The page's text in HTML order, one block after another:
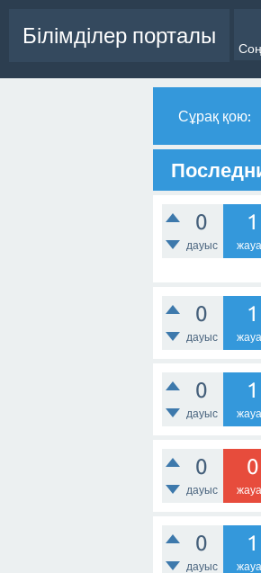
Білімділер порталы
Сұрақ қою:
0
дауыс
1
0
дауыс
1
0
дауыс
1
0
дауыс
0
0
дауыс
1